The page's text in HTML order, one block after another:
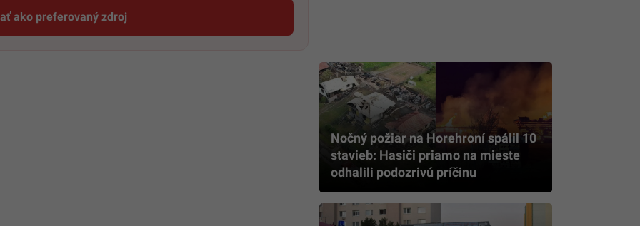
ako preferovaný zdroj
Startitup, odkaz sa otvorí v novom okne
Nočný požiar na Horehroní spálil 10
stavieb: Hasiči priamo na mieste
odhalili podozrivú príčinu